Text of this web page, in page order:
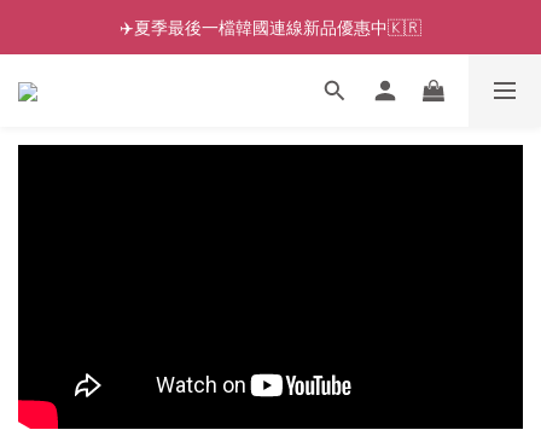
✈️夏季最後一檔韓國連線新品優惠中🇰🇷